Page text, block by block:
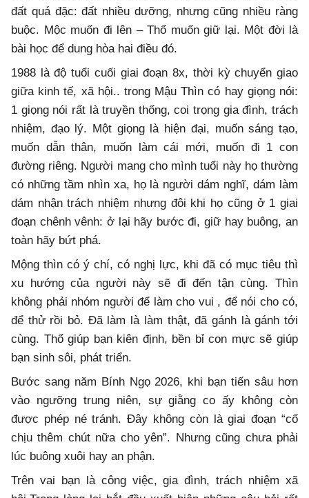
đất quá đặc: đất nhiều dưỡng, nhưng cũng nhiều ràng
buộc. Mộc muốn đi lên – Thổ muốn giữ lại. Một đời là
bài học để dung hòa hai điều đó.
1988 là độ tuổi cuối giai đoạn 8x, thời kỳ chuyển giao
giữa kinh tế, xã hội.. trong Mậu Thìn có hay giọng nói:
1 giọng nói rất là truyền thống, coi trọng gia đình, trách
nhiệm, đạo lý. Một giọng là hiện đại, muốn sáng tạo,
muốn dẫn thân, muốn làm cái mới, muốn đi 1 con
đường riêng. Người mang cho mình tuổi này họ thường
có những tầm nhìn xa, họ là người dám nghĩ, dám làm
dám nhận trách nhiệm nhưng đôi khi họ cũng ở 1 giai
đoạn chênh vênh: ở lại hãy bước đi, giữ hay buông, an
toàn hãy bứt phá.
Mộng thìn có ý chí, có nghị lực, khi đã có mục tiêu thì
xu hướng của người này sẽ đi đến tận cùng. Thìn
không phải nhóm người để làm cho vui , để nói cho có,
để thử rồi bỏ. Đã làm là làm thật, đã gánh là gánh tới
cùng. Thổ giúp bạn kiên định, bền bỉ con mực sẽ giúp
bạn sinh sôi, phát triển.
Bước sang năm Bính Ngọ 2026, khi bạn tiến sâu hơn
vào ngưỡng trung niên, sự giằng co ấy không còn
được phép né tránh. Đây không còn là giai đoạn “cố
chịu thêm chút nữa cho yên”. Nhưng cũng chưa phải
lúc buông xuôi hay an phận.
Trên vai bạn là công việc, gia đình, trách nhiệm xã